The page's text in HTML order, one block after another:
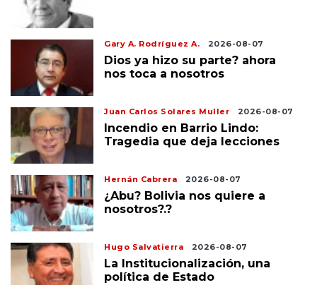
Gary A. Rodríguez A. 2026-08-07
Dios ya hizo su parte? ahora
nos toca a nosotros
Juan Carlos Solares Muller 2026-08-07
Incendio en Barrio Lindo:
Tragedia que deja lecciones
Hernán Cabrera 2026-08-07
¿Abu? Bolivia nos quiere a
nosotros?.?
Hugo Salvatierra 2026-08-07
La Institucionalización, una
política de Estado